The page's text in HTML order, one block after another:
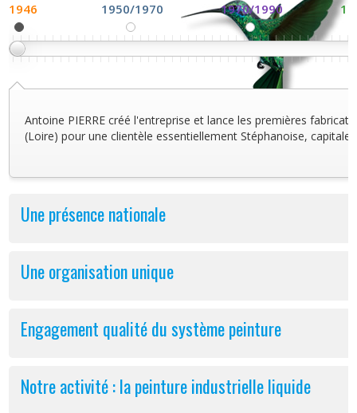
1946
Antoine PIERRE créé l'entreprise et lance les premières
(Loire) pour une clientèle essentiellement Stéphanoise, capitale
1950/1970 1970/1990
Une présence nationale
Une organisation unique
Engagement qualité du système peinture
Notre activité : la peinture industrielle liquide